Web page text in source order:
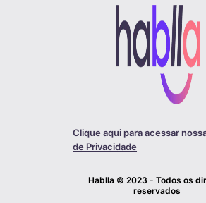
Clique aqui para acessar
de Privacidade
Hablla © 2023 - Todos os
reservados